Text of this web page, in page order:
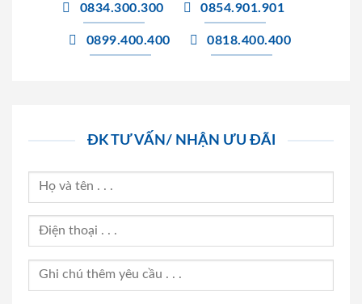
0834.300.300 0854.901.901
0899.400.400 0818.400.400
ĐK TƯ VẤN/ NHẬN ƯU ĐÃI